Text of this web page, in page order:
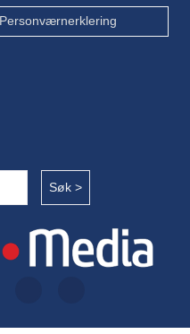
Personværnerklering